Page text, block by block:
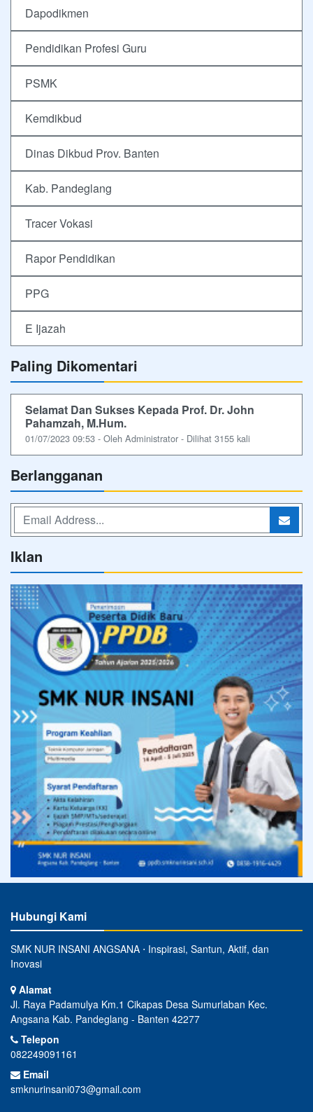
Dapodikmen
Pendidikan Profesi Guru
PSMK
Kemdikbud
Dinas Dikbud Prov. Banten
Kab. Pandeglang
Tracer Vokasi
Rapor Pendidikan
PPG
E Ijazah
Paling Dikomentari
Selamat Dan Sukses Kepada Prof. Dr. John
Pahamzah, M.Hum.
01/07/2023 09:53 - Oleh Administrator - Dilihat 3155 kali
Berlangganan
Iklan
Hubungi Kami
SMK NUR INSANI ANGSANA ⋅ Inspirasi, Santun, Aktif, dan
Inovasi
Alamat
Jl. Raya Padamulya Km.1 Cikapas Desa Sumurlaban Kec.
Angsana Kab. Pandeglang - Banten 42277
Telepon
082249091161
Email
smknurinsani073@gmail.com